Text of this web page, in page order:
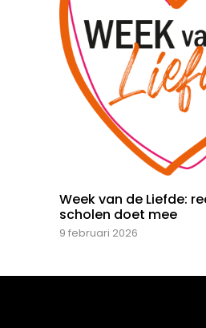
Week van de Liefde:
scholen doet mee
9 februari 2026